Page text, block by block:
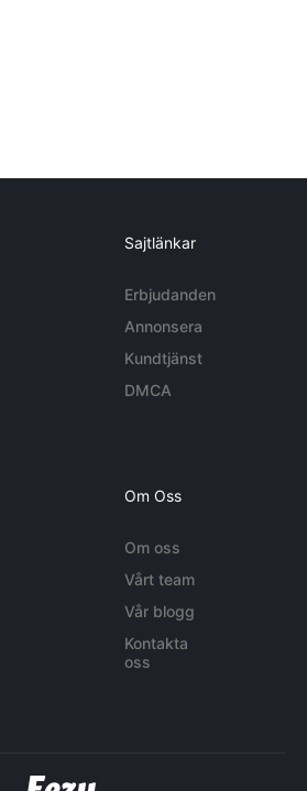
Sajtlänkar
Erbjudanden
Annonsera
Kundtjänst
DMCA
Om Oss
Om oss
Vårt team
Vår blogg
Kontakta
oss